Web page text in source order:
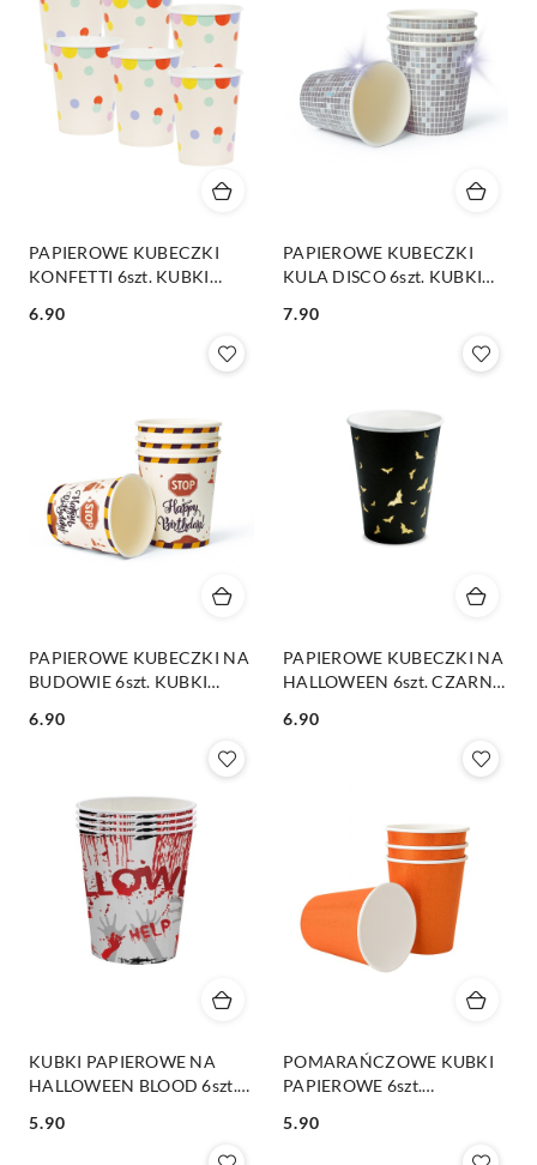
PAPIEROWE KUBECZKI
KONFETTI 6szt. KUBKI
Cena:
6.90
PAPIEROWE KUBECZKI
KULA DISCO 6szt. KUBKI
Cena:
7.90
PAPIEROWE KUBECZKI NA
BUDOWIE 6szt. KUBKI
Cena:
6.90
PAPIEROWE KUBECZKI NA
HALLOWEEN 6szt. CZARNE
TREAT
Cena:
6.90
KUBKI PAPIEROWE NA
HALLOWEEN BLOOD 6szt.
Cena:
5.90
POMARAŃCZOWE KUBKI
PAPIEROWE 6szt.
Cena:
5.90